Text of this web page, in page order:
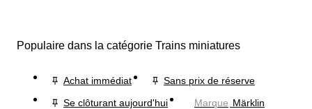
Populaire dans la catégorie Trains miniatures
Achat immédiat
Sans prix de réserve
Se clôturant aujourd'hui
Marque Märklin